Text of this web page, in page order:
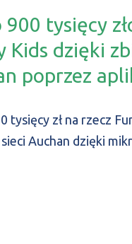
900 tysięcy
Kids dzięki
poprzez
tysięcy zł na rzecz
Auchan dzięki